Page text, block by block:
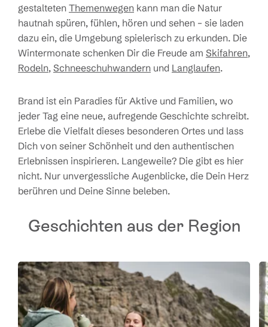
gestalteten Themenwegen kann man die Natur
hautnah spüren, fühlen, hören und sehen – sie laden
dazu ein, die Umgebung spielerisch zu erkunden. Die
Wintermonate schenken Dir die Freude am Skifahren,
Rodeln, Schneeschuhwandern und Langlaufen.
Brand ist ein Paradies für Aktive und Familien, wo
jeder Tag eine neue, aufregende Geschichte schreibt.
Erlebe die Vielfalt dieses besonderen Ortes und lass
Dich von seiner Schönheit und den authentischen
Erlebnissen inspirieren. Langeweile? Die gibt es hier
nicht. Nur unvergessliche Augenblicke, die Dein Herz
berühren und Deine Sinne beleben.
Geschichten aus der Region